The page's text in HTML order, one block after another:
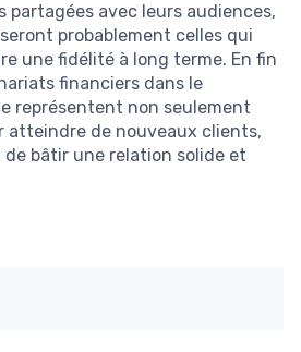
partagées avec leurs audiences,
probablement celles qui
une fidélité à long terme. En fin
financiers dans le
représentent non seulement
atteindre de nouveaux clients,
de bâtir une relation solide et